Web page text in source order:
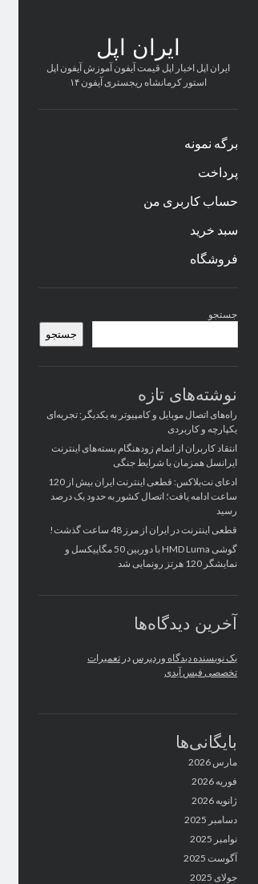
ایران اپل
ایران اپل اخبار اپل قیمت آیفون آموزش آیفون اپل
استور کرمانشاه ریجستری آیفون ۱۴
برگه نمونه
پرداخت
حساب کاربری من
سبد خرید
فروشگاه
کناری
جستجو
جستجو
نوشته‌های تازه
راه‌های اتصال موبایل و کامپیوتر به یکدیگر: تجربه‌ای
یکپارچه و کاربردی
انتقاد کاربران از اتمام زودهنگام بسته‌های اینترنت
ایرانسل همزمان با شرایط جنگی
ادعای نت‌بلاکس: قطعی اینترنت ایران بیش از 120
ساعت ادامه یافت؛ اتصال کشور به حدود یک درصد
رسید
قطعی اینترنت در ایران از مرز 48 ساعت گذشت!
گوشی HMD Luma با دوربین 50 مگاپیکسل و
نمایشگر 120 هرتز رونمایی شد
آخرین دیدگاه‌ها
یک نویسنده دیدگاه وردپرس در تعمیرات
تخصصی فیس آیدی
بایگانی‌ها
مارس 2026
فوریه 2026
ژانویه 2026
دسامبر 2025
نوامبر 2025
آگوست 2025
جولای 2025